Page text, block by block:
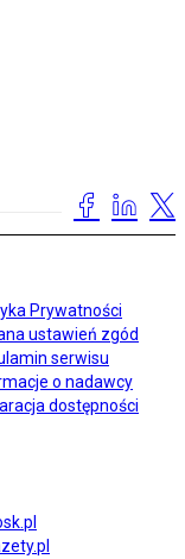
Prywatności
ustawień zgód
serwisu
o nadawcy
dostępności